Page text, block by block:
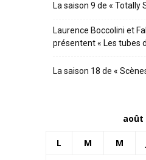
La saison 9 de « Totally
Laurence Boccolini et
présentent « Les tubes
La saison 18 de «
août
L M M